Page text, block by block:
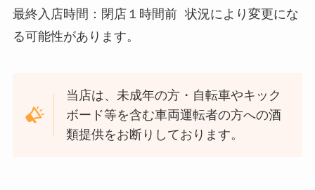
最終入店時間：閉店１時間前 状況により変更にな
る可能性があります。
当店は、未成年の方・自転車やキック
ボード等を含む車両運転者の方への酒
類提供をお断りしております。